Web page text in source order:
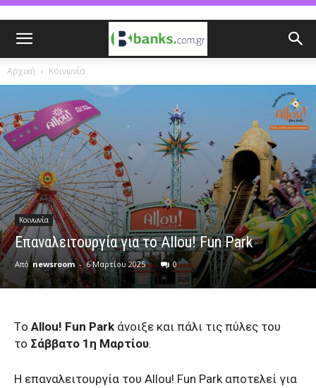
Αρχική Κοινωνία
Κοινωνία
Επαναλειτουργία για το Allou! Fun Park
Από newsroom - 6 Μαρτίου 2025 0
Tο Allou! Fun Park άνοιξε και πάλι τις πύλες του
το Σάββατο 1η Μαρτίου.
Η επαναλειτουργία του Allou! Fun Park αποτελεί για